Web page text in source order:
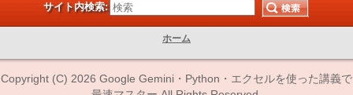
サイト内検索:
ホーム
Copyright (C) 2026 Google Gemini・Python・エクセルを使った講義で